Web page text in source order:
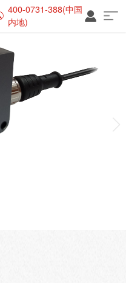
400-0731-388(中国
内地)